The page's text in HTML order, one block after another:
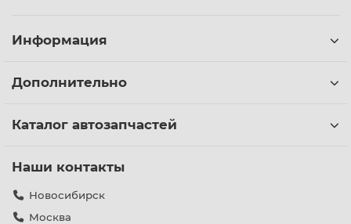
Информация
Дополнительно
Каталог автозапчастей
Наши контакты
Новосибирск
Москва